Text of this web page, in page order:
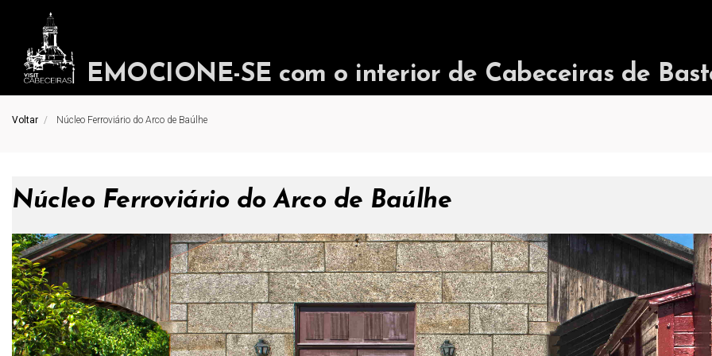
EMOCIONE-SE com o interior de Cabeceiras de
Voltar Núcleo Ferroviário do Arco de Baúlhe
Núcleo Ferroviário do Arco de Baúlhe